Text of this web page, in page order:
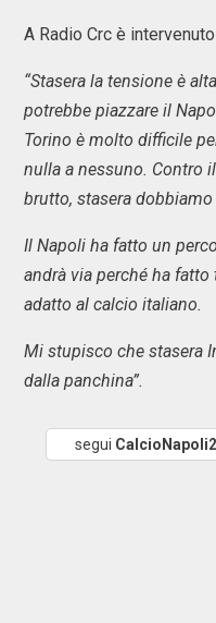
A Radio Crc è
“Stasera la tensione è
potrebbe piazzare il
Torino è molto difficile
nulla a nessuno. Contro
brutto, stasera
Il Napoli ha fatto un
andrà via perché ha
adatto al calcio italiano.
Mi stupisco che stasera
dalla panchina”.
segui